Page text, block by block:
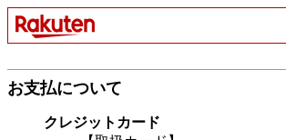
お支払について
クレジットカード